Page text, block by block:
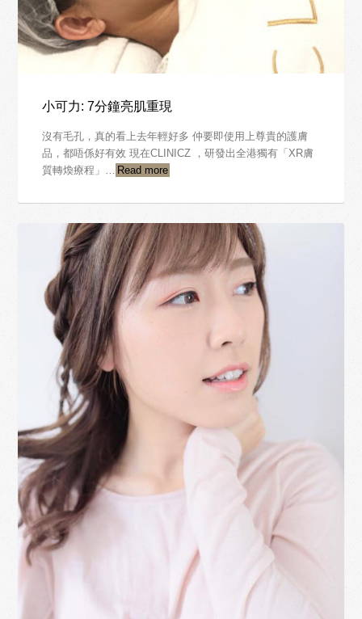
小可力: 7分鐘亮肌重現
沒有毛孔，真的看上去年輕好多 仲要即使用上尊貴的護膚
品，都唔係好有效 現在CLINICZ ，研發出全港獨有「XR膚
質轉煥療程」… Read more